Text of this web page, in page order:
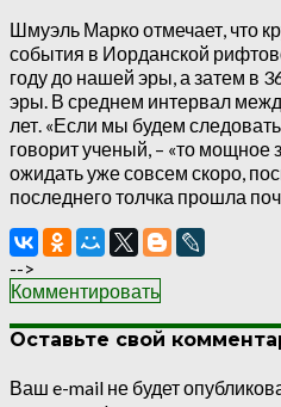
Шмуэль Марко отмечает, что
события в Иорданской
году до нашей эры, а затем в
эры. В среднем интервал
лет. «Если мы будем
говорит ученый, – «то
ожидать уже совсем скоро,
последнего толчка прошла
-->
Комментировать
Оставьте свой
Ваш e-mail не будет